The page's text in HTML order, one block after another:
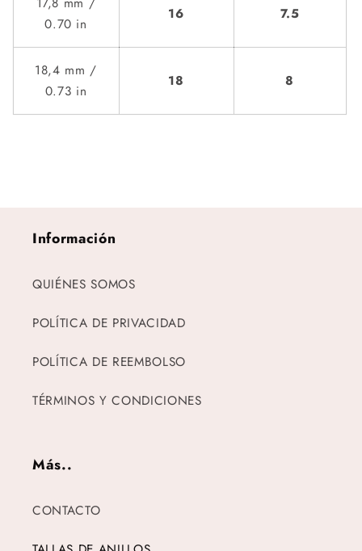
0.70 in
16 7.5
18,4 mm /
0.73 in
18 8
Información
QUIÉNES SOMOS
POLÍTICA DE PRIVACIDAD
POLÍTICA DE REEMBOLSO
TÉRMINOS Y CONDICIONES
Más..
CONTACTO